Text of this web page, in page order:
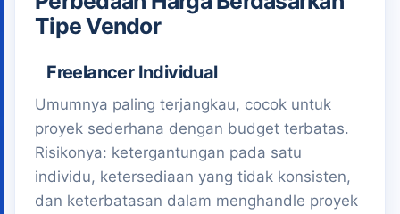
Tipe Vendor
Freelancer Individual
Umumnya paling terjangkau, cocok untuk
proyek sederhana dengan budget terbatas.
Risikonya: ketergantungan pada satu
individu, ketersediaan yang tidak konsisten,
dan keterbatasan dalam menghandle proyek